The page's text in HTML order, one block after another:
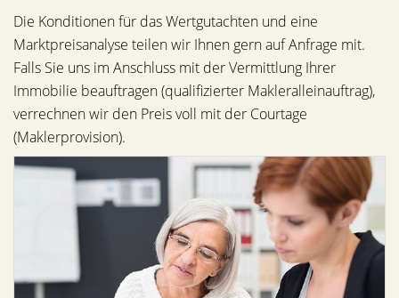
Die Konditionen für das Wertgutachten und eine
Marktpreisanalyse teilen wir Ihnen gern auf Anfrage mit.
Falls Sie uns im Anschluss mit der Vermittlung Ihrer
Immobilie beauftragen (qualifizierter Makleralleinauftrag),
verrechnen wir den Preis voll mit der Courtage
(Maklerprovision).